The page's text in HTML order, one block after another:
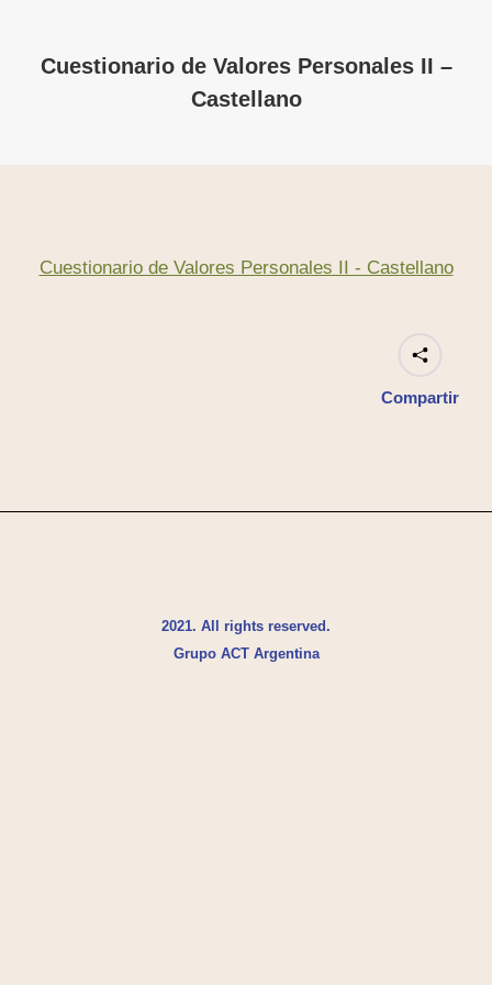
Cuestionario de Valores Personales II –
Castellano
Cuestionario de Valores Personales II - Castellano
Compartir
2021. All rights reserved.
Grupo ACT Argentina